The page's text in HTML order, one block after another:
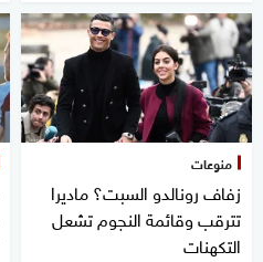
منوعات
زفاف رونالدو السبت؟ ماديرا
تترقب وقائمة النجوم تشعل
التكهنات